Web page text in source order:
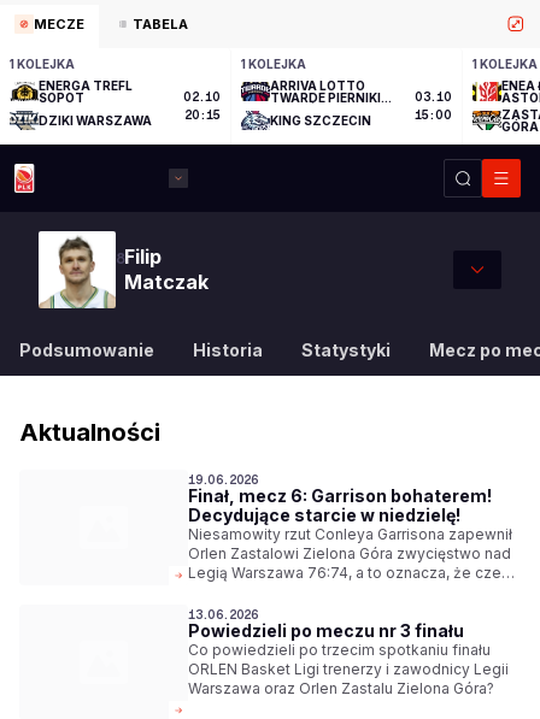
MECZE TABELA
1 KOLEJKA
ENERGA TREFL
SOPOT
DZIKI WARSZAWA
02.10
20:15
1 KOLEJKA
ARRIVA LOTTO
TWARDE PIERNIKI
KING SZCZECIN
03.10
15:00
1 KOLEJKA
ENEA
GÓRA
8Filip
Matczak
Podsumowanie Historia Statystyki Mecz po
Aktualności
19.06.2026
Finał, mecz 6: Garrison bohaterem!
Decydujące starcie w niedzielę!
Niesamowity rzut Conleya Garrisona zapewnił
Orlen Zastalowi Zielona Góra zwycięstwo nad
Legią Warszawa 76:74, a to oznacza, że czeka
już w niedzielę o godz. 19:00, transmisja w
Polsat Sport 1.
13.06.2026
Powiedzieli po meczu nr 3 finału
Co powiedzieli po trzecim spotkaniu finału
ORLEN Basket Ligi trenerzy i zawodnicy Legii
Warszawa oraz Orlen Zastalu Zielona Góra?